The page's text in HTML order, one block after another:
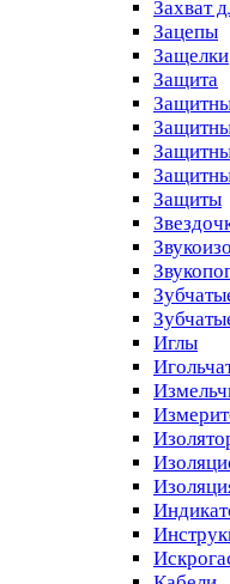
Захват
Зацепы
Защелки
Защита
Защиты
Иглы